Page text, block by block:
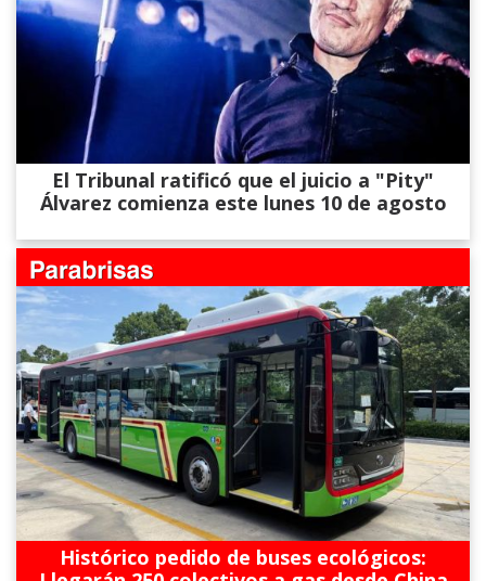
El Tribunal ratificó que el juicio a "Pity"
Álvarez comienza este lunes 10 de agosto
Histórico pedido de buses ecológicos: